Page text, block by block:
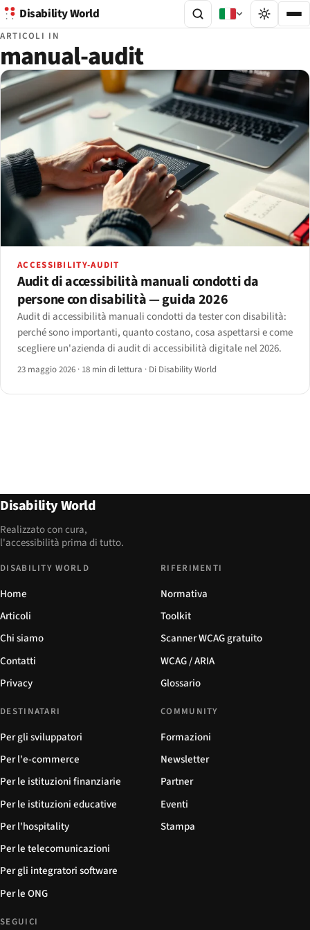
Disability World
ARTICOLI IN
manual-audit
ACCESSIBILITY-AUDIT
Audit di accessibilità manuali condotti da
persone con disabilità — guida 2026
Audit di accessibilità manuali condotti da tester con disabilità:
perché sono importanti, quanto costano, cosa aspettarsi e come
scegliere un'azienda di audit di accessibilità digitale nel 2026.
23 maggio 2026 · 18 min di lettura · Di Disability World
Disability World
Realizzato con cura,
l'accessibilità prima di tutto.
DISABILITY WORLD
Home
Articoli
Chi siamo
Contatti
Privacy
RIFERIMENTI
Normativa
Toolkit
Scanner WCAG gratuito
WCAG / ARIA
Glossario
DESTINATARI
Per gli sviluppatori
Per l'e-commerce
Per le istituzioni finanziarie
Per le istituzioni educative
Per l'hospitality
Per le telecomunicazioni
Per gli integratori software
Per le ONG
COMMUNITY
Formazioni
Newsletter
Partner
Eventi
Stampa
SEGUICI